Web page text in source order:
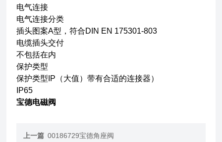
电气连接
电气连接分类
插头图案A型，符合DIN EN 175301-803
电缆插头交付
不包括在内
保护类型
保护类型IP（大值）带有合适的连接器）
IP65
宝德电磁阀
上一篇 00186729宝德角座阀